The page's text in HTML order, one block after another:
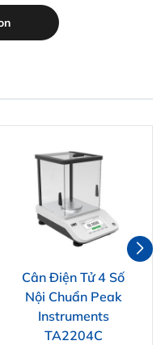
Cân Điện Tử 4 Số
Nội Chuẩn Peak
Instruments
TA2204C